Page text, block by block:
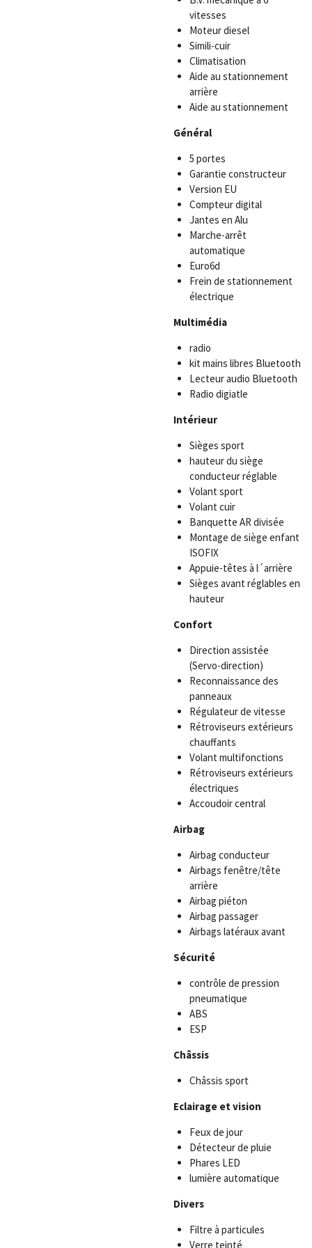
vitesses
Moteur diesel
Simili-cuir
Climatisation
Aide au stationnement
arrière
Aide au stationnement
Général
5 portes
Garantie constructeur
Version EU
Compteur digital
Jantes en Alu
Marche-arrêt
automatique
Euro6d
Frein de stationnement
électrique
Multimédia
radio
kit mains libres Bluetooth
Lecteur audio Bluetooth
Radio digiatle
Intérieur
Sièges sport
hauteur du siège
conducteur réglable
Volant sport
Volant cuir
Banquette AR divisée
Montage de siège enfant
ISOFIX
Appuie-têtes à l´arrière
Sièges avant réglables en
hauteur
Confort
Direction assistée
(Servo-direction)
Reconnaissance des
panneaux
Régulateur de vitesse
Rétroviseurs extérieurs
chauffants
Volant multifonctions
Rétroviseurs extérieurs
électriques
Accoudoir central
Airbag
Airbag conducteur
Airbags fenêtre/tête
arrière
Airbag piéton
Airbag passager
Airbags latéraux avant
Sécurité
contrôle de pression
pneumatique
ABS
ESP
Châssis
Châssis sport
Eclairage et vision
Feux de jour
Détecteur de pluie
Phares LED
lumière automatique
Divers
Filtre à particules
Verre teinté